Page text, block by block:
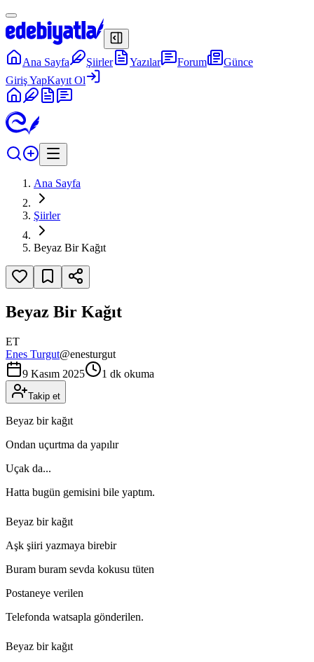
Ana Sayfa Şiirler Yazılar Forum
Günce
Giriş YapKayıt Ol
Ana Sayfa
Şiirler
Beyaz Bir Kağıt
Beyaz Bir Kağıt
ET
Enes Turgut@enesturgut
9 Kasım 2025
1 dk okuma
Takip et
Beyaz bir kağıt
Ondan uçurtma da yapılır
Uçak da...
Hatta bugün gemisini bile yaptım.
Beyaz bir kağıt
Aşk şiiri yazmaya birebir
Buram buram sevda kokusu tüten
Postaneye verilen
Telefonda watsapla gönderilen.
Beyaz bir kağıt